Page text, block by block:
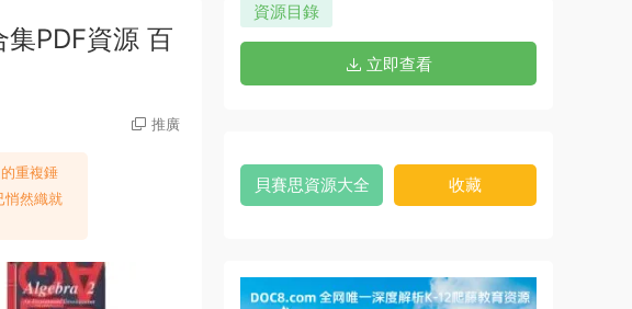
PDF資源 百
推廣
重複錘
悄然織就
資源目錄
立即查看
貝賽思資源大全 收藏